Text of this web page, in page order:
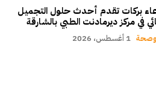
بركات تقدم أحدث حلول التجميل
في مركز ديرمادنت الطبي بالشارقة
1 أغسطس، 2026